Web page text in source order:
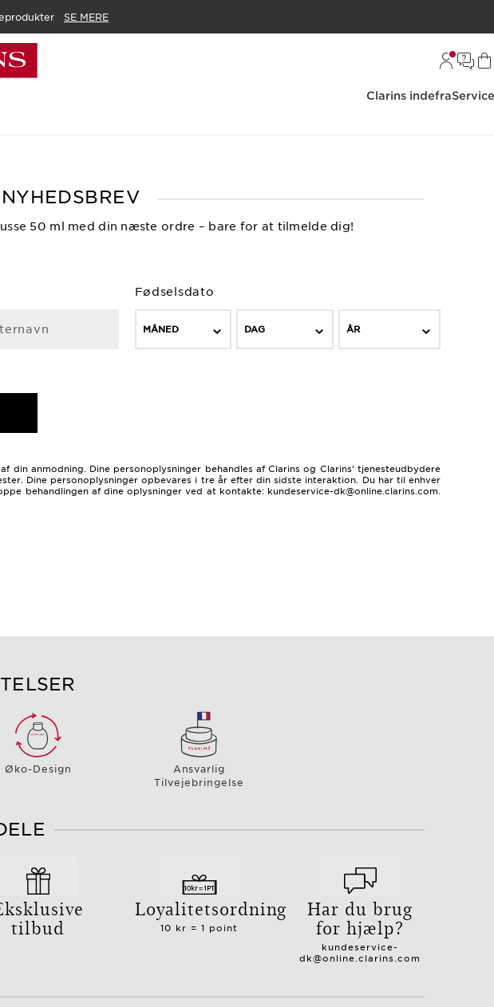
SE MERE
Clarins indefra
50 ml med din næste ordre – bare for at tilmelde dig!
Fødselsdato
MÅNED DAG ÅR
anmodning. Dine personoplysninger behandles af Clarins og Clarins’ tjenesteudbydere
Dine personoplysninger opbevares i tre år efter din sidste interaktion. Du har til enhver
behandlingen af dine oplysninger ved at kontakte: kundeservice-dk@online.clarins.com.
Øko-Design
Ansvarlig
Tilvejebringelse
tilbud
Loyalitetsordning
10 kr = 1 point
Har du brug
for hjælp?
kundeservice-
dk@online.clarins.com